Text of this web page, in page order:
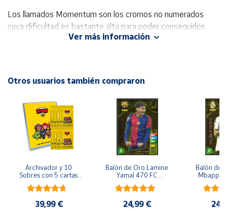
Península
Baleares
Canarias,
Ceuta y
Los llamados Momentum son los cromos no numerados
cuya dificultad es bastante alta para poder conseguirlos,
forman parte de la colección Adrenalyn, pero no son
Este cromo está en estado nuevo, del sobre a la funda, y se
Códigos sin validar.
Ver más información
Otros usuarios también compraron
Archivador y 10
Sobres con 5 cartas
por sobre Brawl Stars
39,99 €
Balón de Oro Lamine
Yamal 470 FC
Barcelona cromo
Adrenalyn XL 2024
24,99 €
Balón de
Mbappe